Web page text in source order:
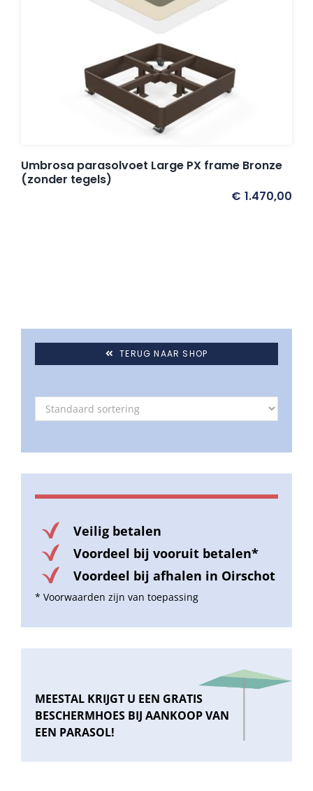
Glatz parasoldoeken
Umbrosa parasolvoet Large PX frame Bronze
(zonder tegels)
€ 1.470,00
TERUG NAAR SHOP
Veilig betalen
Voordeel bij vooruit betalen*
Voordeel bij afhalen in Oirschot
* Voorwaarden zijn van toepassing
MEESTAL KRIJGT U EEN GRATIS
BESCHERMHOES BIJ AANKOOP VAN
EEN PARASOL!